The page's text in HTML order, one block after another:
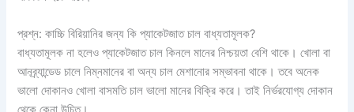
প্রশ্ন: কাচ্চি বিরিয়ানির জন্য কি প্যাকেটজাত চাল বাধ্যতামূলক?
বাধ্যতামূলক না হলেও প্যাকেটজাত চাল কিনলে মানের নিশ্চয়তা বেশি থাকে। খোলা বা
আনব্র্যান্ডেড চালে নিম্নমানের বা অন্য চাল মেশানোর সম্ভাবনা থাকে। তবে অনেক
ভালো দোকানও খোলা বাসমতি চাল ভালো মানের বিক্রি করে। তাই নির্ভরযোগ্য দোকান